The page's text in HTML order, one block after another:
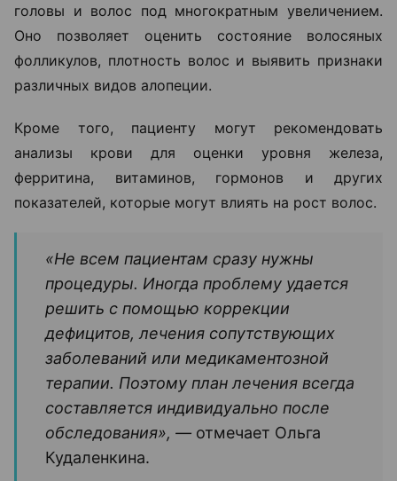
головы и волос под многократным увеличением.
Оно позволяет оценить состояние волосяных
фолликулов, плотность волос и выявить признаки
различных видов алопеции.
Кроме того, пациенту могут рекомендовать
анализы крови для оценки уровня железа,
ферритина, витаминов, гормонов и других
показателей, которые могут влиять на рост волос.
«Не всем пациентам сразу нужны
процедуры. Иногда проблему удается
решить с помощью коррекции
дефицитов, лечения сопутствующих
заболеваний или медикаментозной
терапии. Поэтому план лечения всегда
составляется индивидуально после
обследования», — отмечает Ольга
Кудаленкина.